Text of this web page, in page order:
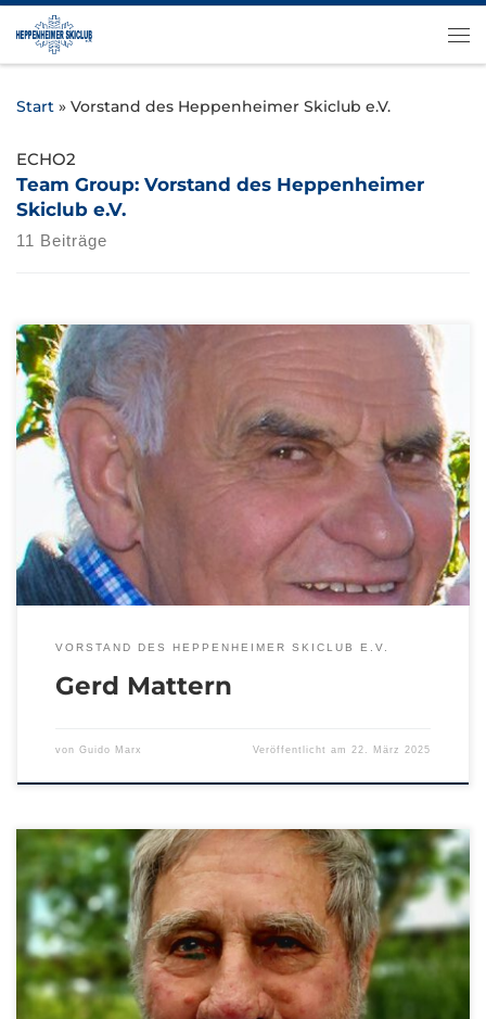
Zum Inhalt springen
Start » Vorstand des Heppenheimer Skiclub e.V.
ECHO2
Team Group: Vorstand des Heppenheimer
Skiclub e.V.
11 Beiträge
VORSTAND DES HEPPENHEIMER SKICLUB E.V.
Gerd Mattern
von Guido Marx Veröffentlicht am22. März 2025